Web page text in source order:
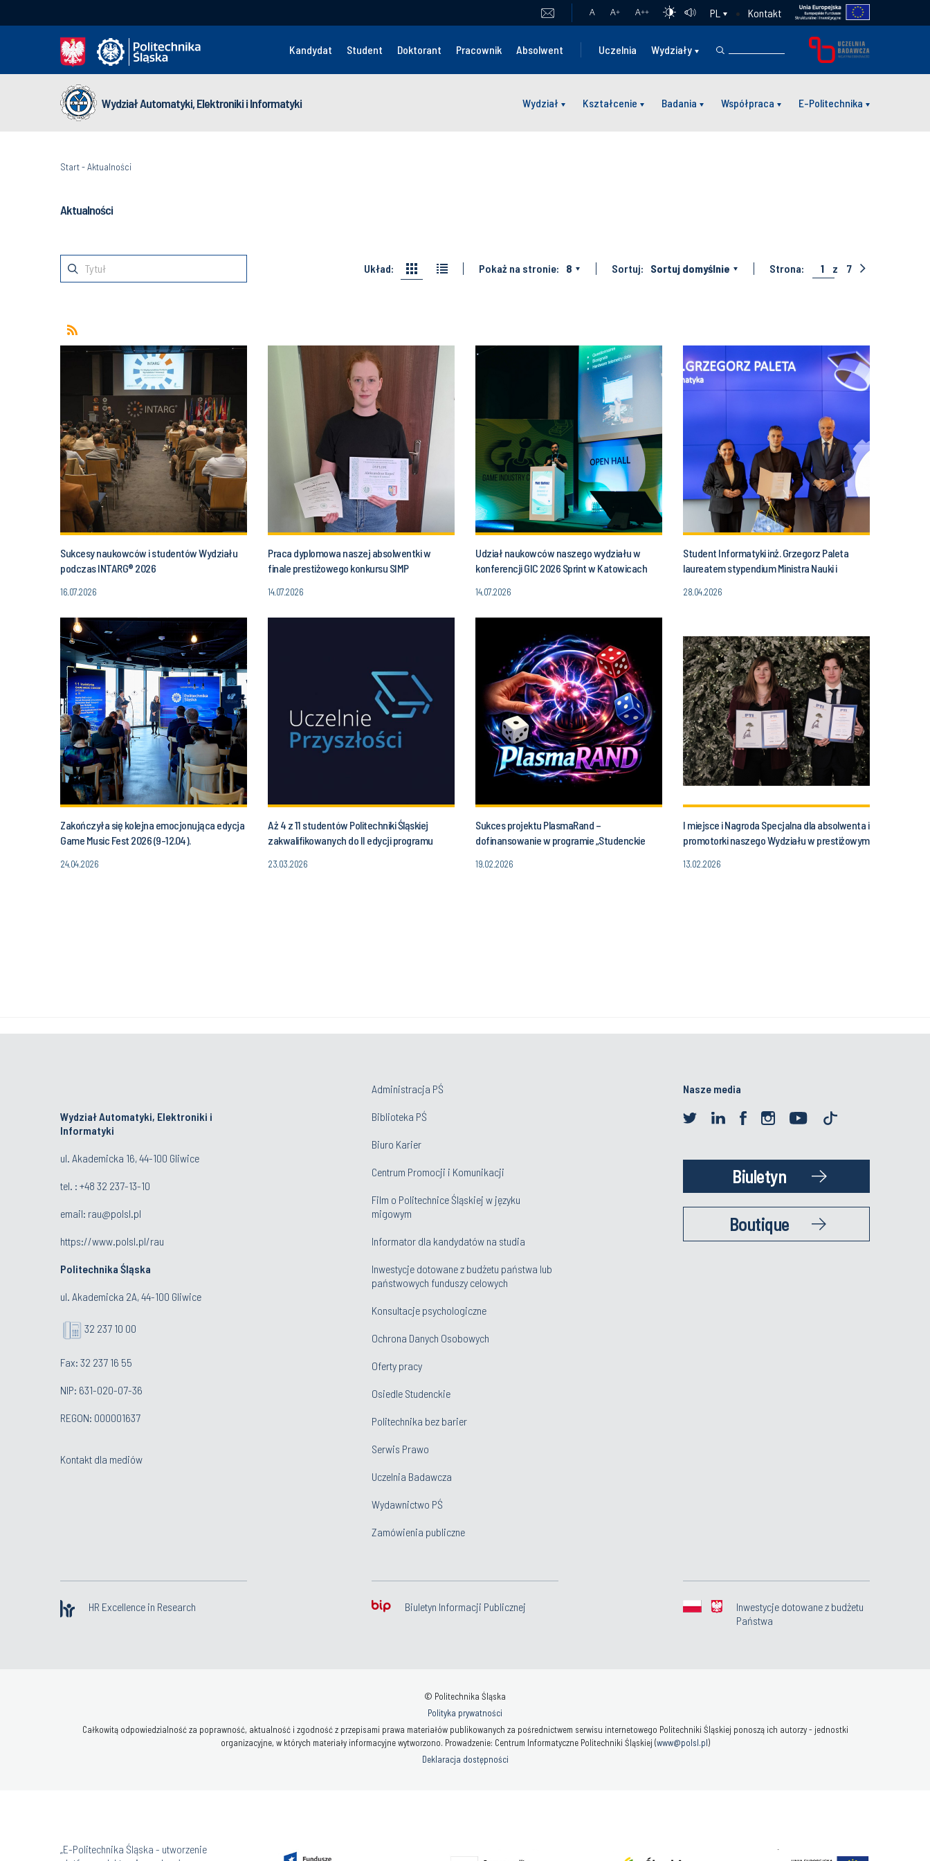
A A+ A++ PL Kontakt
Kandydat Student Doktorant Pracownik Absolwent Uczelnia Wydziały
Wydział Automatyki, Elektroniki i Informatyki Wydział Kształcenie Badania Współpraca E-Politechnika
Start-Aktualności
Aktualności
Układ: Pokaż na stronie: 8 Sortuj: Sortuj domyślnie Strona: 1 z 7
Sukcesy naukowców i studentów Wydziału
podczas INTARG® 2026
16.07.2026
Praca dyplomowa naszej absolwentki w
finale prestiżowego konkursu SIMP
14.07.2026
Udział naukowców naszego wydziału w
konferencji GIC 2026 Sprint w Katowicach
14.07.2026
Student Informatyki inż. Grzegorz Paleta
laureatem stypendium Ministra Nauki i
28.04.2026
Zakończyła się kolejna emocjonująca edycja
Game Music Fest 2026 (9-12.04).
24.04.2026
Aż 4 z 11 studentów Politechniki Śląskiej
zakwalifikowanych do II edycji programu
Wydziału!
23.03.2026
Sukces projektu PlasmaRand –
dofinansowanie w programie „Studenckie
19.02.2026
I miejsce i Nagroda Specjalna dla absolwenta i
promotorki naszego Wydziału w prestiżowym
13.02.2026
Wydział Automatyki, Elektroniki i
Informatyki
ul. Akademicka 16, 44-100 Gliwice
tel. : +48 32 237-13-10
email: rau@polsl.pl
https://www.polsl.pl/rau
Politechnika Śląska
ul. Akademicka 2A, 44-100 Gliwice
32 237 10 00
Fax: 32 237 16 55
NIP: 631-020-07-36
REGON: 000001637
Kontakt dla mediów
Administracja PŚ
Biblioteka PŚ
Biuro Karier
Centrum Promocji i Komunikacji
Film o Politechnice Śląskiej w języku
migowym
Informator dla kandydatów na studia
Inwestycje dotowane z budżetu państwa lub
państwowych funduszy celowych
Konsultacje psychologiczne
Ochrona Danych Osobowych
Oferty pracy
Osiedle Studenckie
Politechnika bez barier
Serwis Prawo
Uczelnia Badawcza
Wydawnictwo PŚ
Zamówienia publiczne
Nasze media
Biuletyn
Boutique
HR Excellence in Research Biuletyn Informacji Publicznej
Inwestycje dotowane z budżetu
Państwa
© Politechnika Śląska
Polityka prywatności
Całkowitą odpowiedzialność za poprawność, aktualność i zgodność z przepisami prawa materiałów publikowanych za pośrednictwem serwisu internetowego Politechniki Śląskiej ponoszą ich autorzy - jednostki
organizacyjne, w których materiały informacyjne wytworzono. Prowadzenie: Centrum Informatyczne Politechniki Śląskiej (www@polsl.pl)
Deklaracja dostępności
„E-Politechnika Śląska - utworzenie